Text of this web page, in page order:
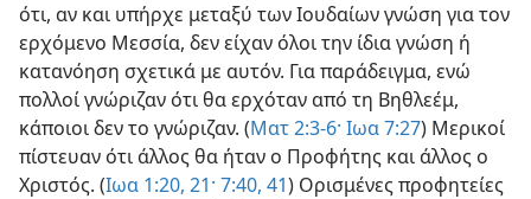
ότι, αν και υπήρχε μεταξύ των Ιουδαίων γνώση για τον
ερχόμενο Μεσσία, δεν είχαν όλοι την ίδια γνώση ή
κατανόηση σχετικά με αυτόν. Για παράδειγμα, ενώ
πολλοί γνώριζαν ότι θα ερχόταν από τη Βηθλεέμ,
κάποιοι δεν το γνώριζαν. (Ματ 2:3-6· Ιωα 7:27) Μερικοί
πίστευαν ότι άλλος θα ήταν ο Προφήτης και άλλος ο
Χριστός. (Ιωα 1:20, 21· 7:40, 41) Ορισμένες προφητείες